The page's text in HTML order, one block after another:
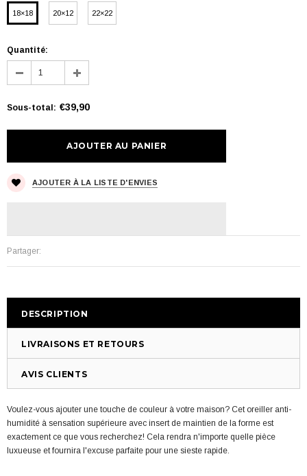
18×18 20×12 22×22
Quantité:
Sous-total : €39,90
AJOUTER À LA LISTE D'ENVIES
Partager:
DESCRIPTION
LIVRAISONS ET RETOURS
AVIS CLIENTS
Voulez-vous ajouter une touche de couleur à votre maison? Cet oreiller anti-
humidité à sensation supérieure avec insert de maintien de la forme est
exactement ce que vous recherchez! Cela rendra n'importe quelle pièce
luxueuse et fournira l'excuse parfaite pour une sieste rapide.